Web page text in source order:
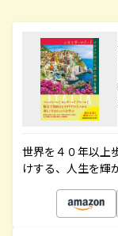
世界を４０年以上
けする、人生を輝